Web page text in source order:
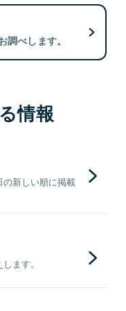
べします。
情報
新しい順に掲載
ます。